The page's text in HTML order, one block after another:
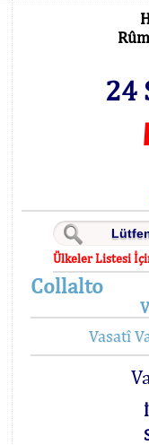
24
Ülkeler Listesi
Collalto
Vasatî